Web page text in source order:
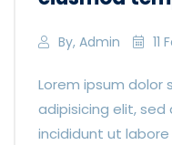
By, Admin 11
Lorem ipsum
adipisicing elit,
incididunt ut